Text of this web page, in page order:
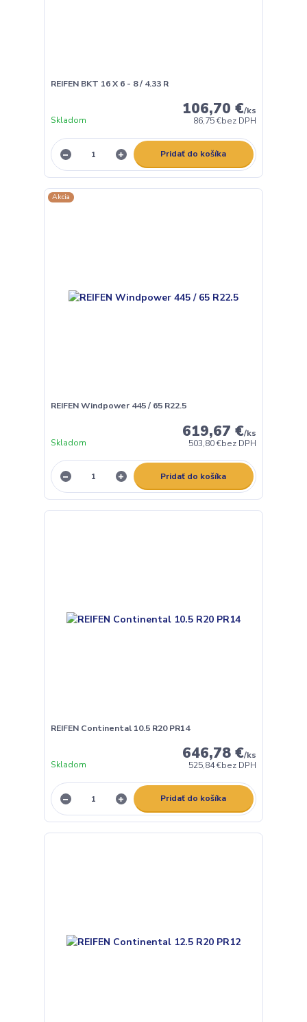
REIFEN BKT 16 X 6 - 8 / 4.33 R
106,70 €/ks
86,75 €bez DPH
Skladom
Pridať do košíka
Akcia
REIFEN Windpower 445 / 65 R22.5
619,67 €/ks
503,80 €bez DPH
Skladom
Pridať do košíka
REIFEN Continental 10.5 R20 PR14
646,78 €/ks
525,84 €bez DPH
Skladom
Pridať do košíka